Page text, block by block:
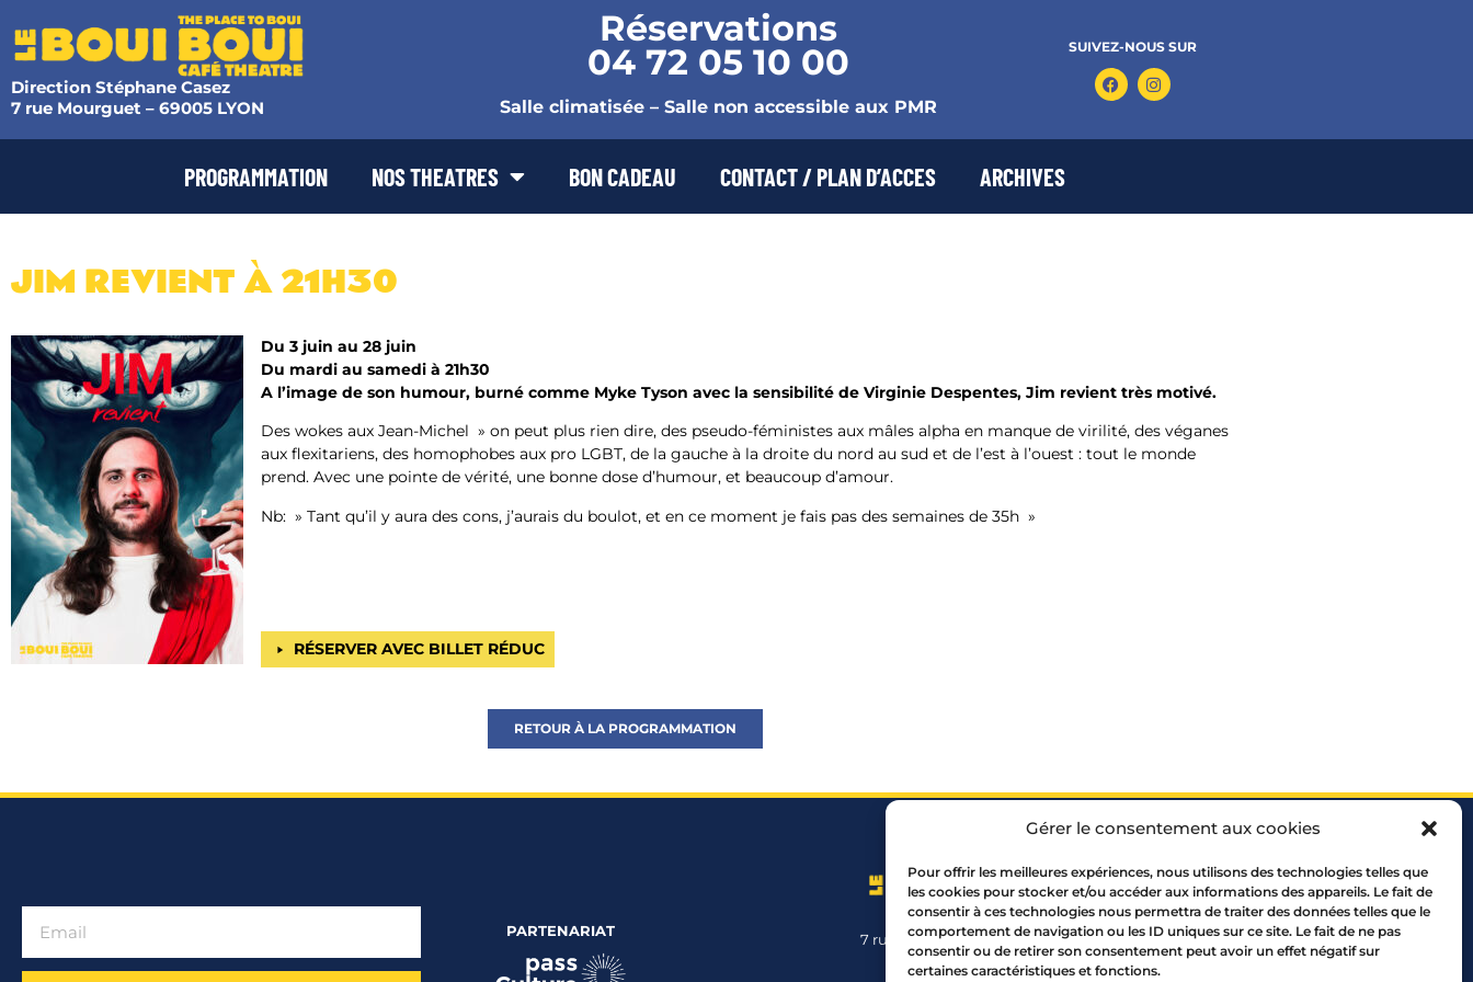
Gérer le consentement aux cookies
Pour offrir les meilleures expériences, nous utilisons des technologies telles que
les cookies pour stocker et/ou accéder aux informations des appareils. Le fait de
consentir à ces technologies nous permettra de traiter des données telles que le
comportement de navigation ou les ID uniques sur ce site. Le fait de ne pas
consentir ou de retirer son consentement peut avoir un effet négatif sur
certaines caractéristiques et fonctions.
Direction Stéphane Casez
7 rue Mourguet – 69005 LYON
Réservations
04 72 05 10 00
Salle climatisée – Salle non accessible aux PMR
SUIVEZ-NOUS SUR
PROGRAMMATION NOS THEATRES BON CADEAU CONTACT / PLAN D’ACCES ARCHIVES
JIM REVIENT À 21H30
Du 3 juin au 28 juin
Du mardi au samedi à 21h30
A l’image de son humour, burné comme Myke Tyson avec la sensibilité de Virginie Despentes, Jim revient très motivé.
Des wokes aux Jean-Michel » on peut plus rien dire, des pseudo-féministes aux mâles alpha en manque de virilité, des véganes
aux flexitariens, des homophobes aux pro LGBT, de la gauche à la droite du nord au sud et de l’est à l’ouest : tout le monde
prend. Avec une pointe de vérité, une bonne dose d’humour, et beaucoup d’amour.
Nb: » Tant qu’il y aura des cons, j’aurais du boulot, et en ce moment je fais pas des semaines de 35h »
RÉSERVER AVEC BILLET RÉDUC
RETOUR À LA PROGRAMMATION
PARTENARIAT
7 rue Mourguet 69005 LYON
04 72 05 10 00